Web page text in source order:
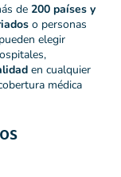
de 200 países y
o personas
elegir
en cualquier
médica